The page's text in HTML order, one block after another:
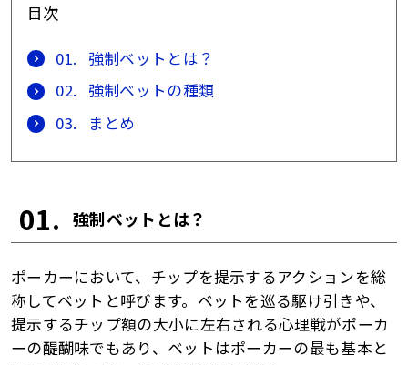
目次
01.
強制ベットとは？
02.
強制ベットの種類
03.
まとめ
01. 強制ベットとは？
ポーカーにおいて、チップを提示するアクションを総
称してベットと呼びます。ベットを巡る駆け引きや、
提示するチップ額の大小に左右される心理戦がポーカ
ーの醍醐味でもあり、ベットはポーカーの最も基本と